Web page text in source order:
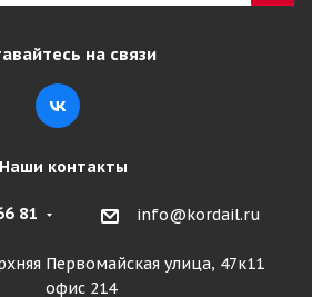
на связи
Наши контакты
81 info@kordail.ru
Первомайская улица, 47к11
офис 214